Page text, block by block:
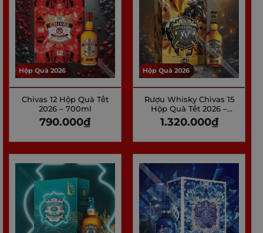
Hộp Quà 2026
Chivas 12 Hộp Quà Tết
2026 – 700ml
790.000₫
Hộp Quà 2026
Rượu Whisky Chivas 15
Hộp Quà Tết 2026 –
700ml
1.320.000₫